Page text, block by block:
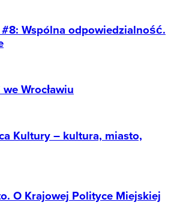
Wspólna odpowiedzialność.
Wrocławiu
Kultury – kultura, miasto,
O Krajowej Polityce Miejskiej